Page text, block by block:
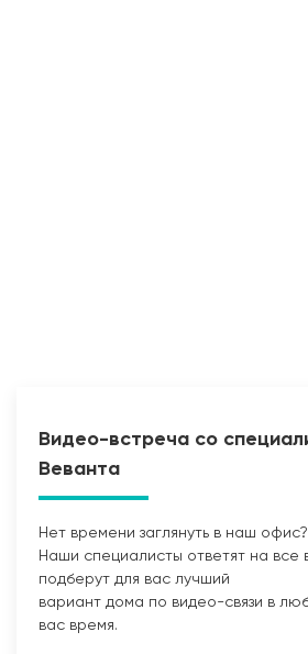
Видео-встреча со
Веванта
Нет времени заглянуть в наш
Наши специалисты ответят на все
подберут для вас лучший
вариант дома по видео-связи в
вас время.